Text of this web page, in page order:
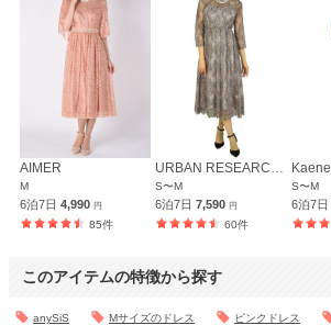
AIMER
M
6泊7日 4,990 円
85件
S〜M
6泊7日7,590円
60件
Kaene
S〜M
6泊7日
このアイテムの特徴から探す
anySiS Mサイズのドレス ピンクドレス